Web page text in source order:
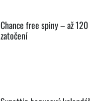
Chance free spiny – až
zatočení